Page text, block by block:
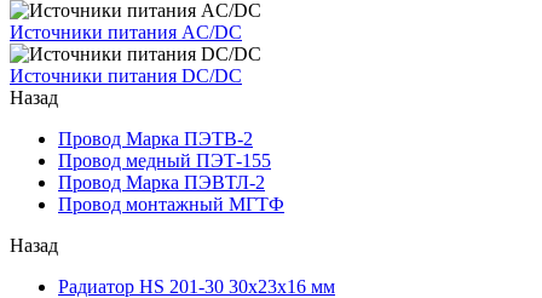
Источники питания AC/DC
Источники питания DC/DC
Назад
Провод Марка ПЭТВ-2
Провод медный ПЭТ-155
Провод Марка ПЭВТЛ-2
Провод монтажный МГТФ
Назад
Радиатор HS 201-30 30х23х16 мм